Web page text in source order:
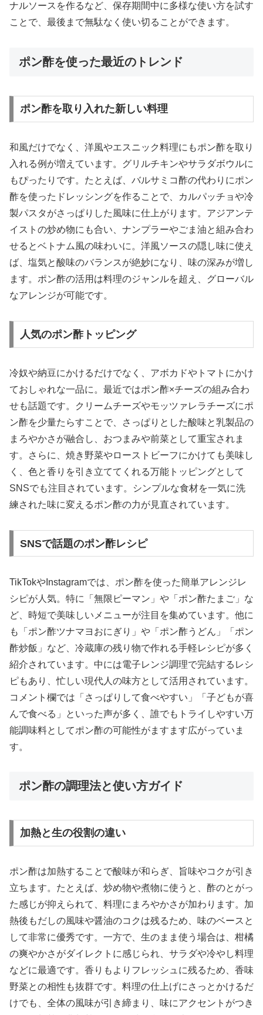
ナルソースを作るなど、保存期間中に多様な使い方を試す
ことで、最後まで無駄なく使い切ることができます。
ポン酢を使った最近のトレンド
ポン酢を取り入れた新しい料理
和風だけでなく、洋風やエスニック料理にもポン酢を取り
入れる例が増えています。グリルチキンやサラダボウルに
もぴったりです。たとえば、バルサミコ酢の代わりにポン
酢を使ったドレッシングを作ることで、カルパッチョや冷
製パスタがさっぱりした風味に仕上がります。アジアンテ
イストの炒め物にも合い、ナンプラーやごま油と組み合わ
せるとベトナム風の味わいに。洋風ソースの隠し味に使え
ば、塩気と酸味のバランスが絶妙になり、味の深みが増し
ます。ポン酢の活用は料理のジャンルを超え、グローバル
なアレンジが可能です。
人気のポン酢トッピング
冷奴や納豆にかけるだけでなく、アボカドやトマトにかけ
ておしゃれな一品に。最近ではポン酢×チーズの組み合わ
せも話題です。クリームチーズやモッツァレラチーズにポ
ン酢を少量たらすことで、さっぱりとした酸味と乳製品の
まろやかさが融合し、おつまみや前菜として重宝されま
す。さらに、焼き野菜やローストビーフにかけても美味し
く、色と香りを引き立ててくれる万能トッピングとして
SNSでも注目されています。シンプルな食材を一気に洗
練された味に変えるポン酢の力が見直されています。
SNSで話題のポン酢レシピ
TikTokやInstagramでは、ポン酢を使った簡単アレンジレ
シピが人気。特に「無限ピーマン」や「ポン酢たまご」な
ど、時短で美味しいメニューが注目を集めています。他に
も「ポン酢ツナマヨおにぎり」や「ポン酢うどん」「ポン
酢炒飯」など、冷蔵庫の残り物で作れる手軽レシピが多く
紹介されています。中には電子レンジ調理で完結するレシ
ピもあり、忙しい現代人の味方として活用されています。
コメント欄では「さっぱりして食べやすい」「子どもが喜
んで食べる」といった声が多く、誰でもトライしやすい万
能調味料としてポン酢の可能性がますます広がっていま
す。
ポン酢の調理法と使い方ガイド
加熱と生の役割の違い
ポン酢は加熱することで酸味が和らぎ、旨味やコクが引き
立ちます。たとえば、炒め物や煮物に使うと、酢のとがっ
た感じが抑えられて、料理にまろやかさが加わります。加
熱後もだしの風味や醤油のコクは残るため、味のベースと
して非常に優秀です。一方で、生のまま使う場合は、柑橘
の爽やかさがダイレクトに感じられ、サラダや冷やし料理
などに最適です。香りもよりフレッシュに残るため、香味
野菜との相性も抜群です。料理の仕上げにさっとかけるだ
けでも、全体の風味が引き締まり、味にアクセントがつき